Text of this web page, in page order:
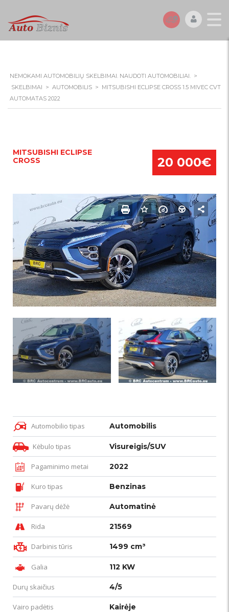
NEMOKAMI AUTOMOBILIŲ SKELBIMAI. NAUDOTI AUTOMOBILIAI. >
SKELBIMAI > AUTOMOBILIS > MITSUBISHI ECLIPSE CROSS 1.5 MIVEC CVT
AUTOMATAS 2022
MITSUBISHI ECLIPSE
CROSS
20 000€
Automobilio tipas Automobilis
Kėbulo tipas Visureigis/SUV
Pagaminimo metai 2022
Kuro tipas Benzinas
Pavarų dėžė Automatinė
Rida 21569
Darbinis tūris 1499 cm³
Galia 112 KW
Durų skaičius 4/5
Vairo padėtis Kairėje